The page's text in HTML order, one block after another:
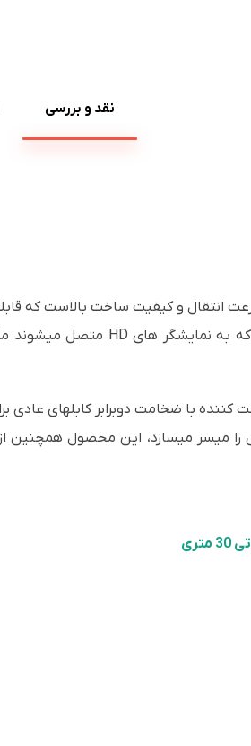
نقد و بررسی
با ضخامت دوبرابر کابلهای عادی